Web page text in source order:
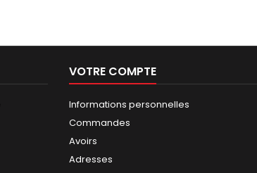
VOTRE COMPTE
Informations personnelles
Commandes
Avoirs
Adresses